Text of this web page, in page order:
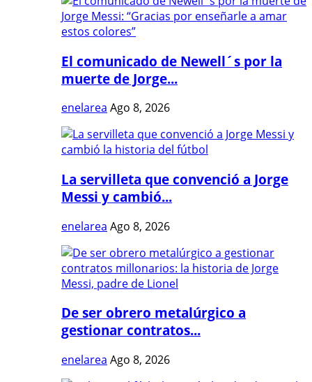
El comunicado de Newell´s por la
muerte de Jorge...
enelarea Ago 8, 2026
La servilleta que convenció a Jorge
Messi y cambió...
enelarea Ago 8, 2026
De ser obrero metalúrgico a
gestionar contratos...
enelarea Ago 8, 2026